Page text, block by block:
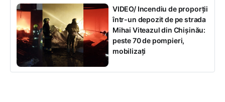
VIDEO/ Incendiu de proporții
într-un depozit de pe strada
Mihai Viteazul din Chișinău:
peste 70 de pompieri,
mobilizați